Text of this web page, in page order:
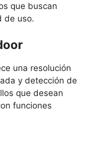
que buscan
de uso.
una resolución
y detección de
que desean
funciones